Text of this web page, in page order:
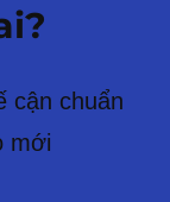
cận chuẩn
mới